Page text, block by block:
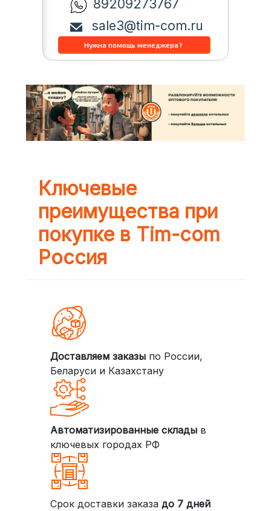
89209273767
sale3@tim-com.ru
Ключевые
преимущества при
покупке в Tim-com
Россия
Доставляем заказыпо России,
Беларуси и Казахстану
Автоматизированные складыв
ключевых городах РФ
Срок доставки заказа до 7 дней